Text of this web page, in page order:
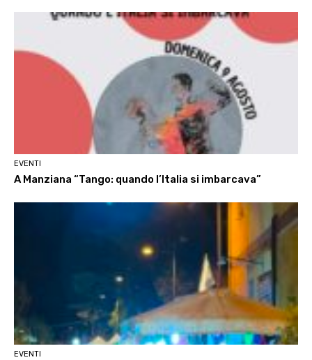
EVENTI
A Manziana “Tango: quando l’Italia si imbarcava”
EVENTI